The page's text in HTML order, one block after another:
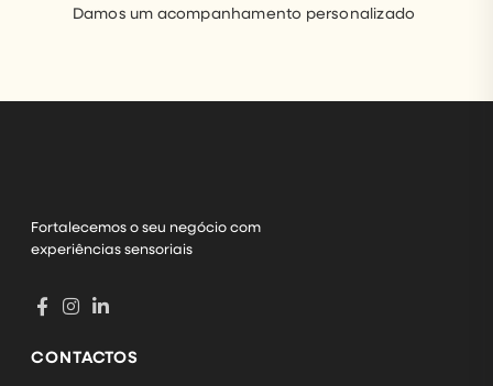
Damos um acompanhamento personalizado
Fortalecemos o seu negócio com
experiências sensoriais
CONTACTOS